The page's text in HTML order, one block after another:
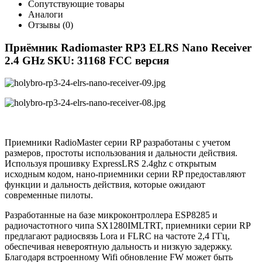
Сопутствующие товары
Аналоги
Отзывы (0)
Приёмник Radiomaster RP3 ELRS Nano Receiver
2.4 GHz SKU: 31168 FCC версия
Приемники RadioMaster серии RP разработаны с учетом
размеров, простоты использования и дальности действия.
Используя прошивку ExpressLRS 2.4ghz с открытым
исходным кодом, нано-приемники серии RP предоставляют
функции и дальность действия, которые ожидают
современные пилоты.
Разработанные на базе микроконтроллера ESP8285 и
радиочастотного чипа SX1280IMLTRT, приемники серии RP
предлагают радиосвязь Lora и FLRC на частоте 2,4 ГГц,
обеспечивая невероятную дальность и низкую задержку.
Благодаря встроенному Wifi обновление FW может быть